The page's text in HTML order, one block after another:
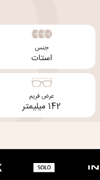
جنس
استات
عرض فریم
142 میلیمتر